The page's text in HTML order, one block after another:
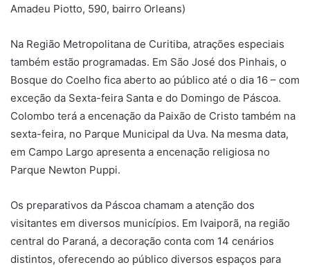
Amadeu Piotto, 590, bairro Orleans)
Na Região Metropolitana de Curitiba, atrações especiais
também estão programadas. Em São José dos Pinhais, o
Bosque do Coelho fica aberto ao público até o dia 16 – com
exceção da Sexta-feira Santa e do Domingo de Páscoa.
Colombo terá a encenação da Paixão de Cristo também na
sexta-feira, no Parque Municipal da Uva. Na mesma data,
em Campo Largo apresenta a encenação religiosa no
Parque Newton Puppi.
Os preparativos da Páscoa chamam a atenção dos
visitantes em diversos municípios. Em Ivaiporã, na região
central do Paraná, a decoração conta com 14 cenários
distintos, oferecendo ao público diversos espaços para